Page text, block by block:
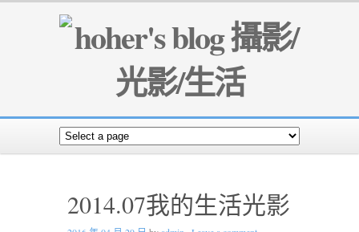
2014.07我的生活光影